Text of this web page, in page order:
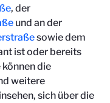
, der
und an der
sowie dem
ist oder bereits
die
weitere
sich über die